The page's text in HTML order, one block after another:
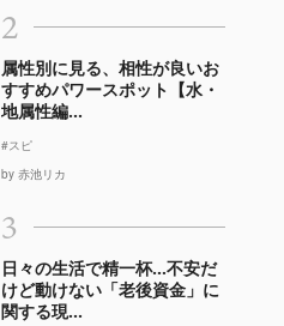
2
属性別に見る、相性が良いお
すすめパワースポット【水・
地属性編...
#スピ
by 赤池リカ
3
日々の生活で精一杯…不安だ
けど動けない「老後資金」に
関する現...